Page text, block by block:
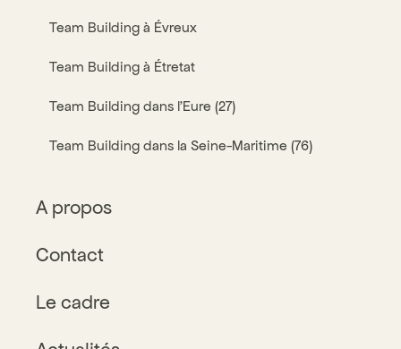
Team Building à Évreux
Team Building à Étretat
Team Building dans l’Eure (27)
Team Building dans la Seine-Maritime (76)
Le cadre
A propos
Contact